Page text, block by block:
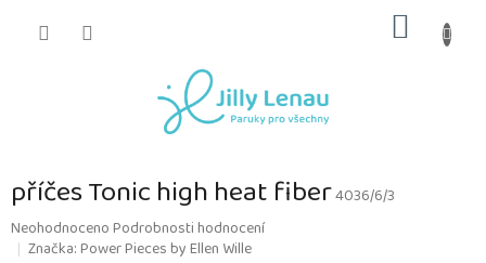
KOŠÍK
příčes Tonic high heat fiber4036/6/3
Průměrné
hodnocení
NeohodnocenoPodrobnosti hodnocení
Značka:Power Pieces by Ellen Wille